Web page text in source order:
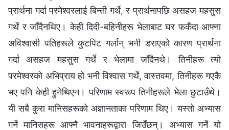
प्रार्थना गर्दा परमेश्‍वरलाई बिन्ती गर्थे, र प्रार्थनापछि असहज महसुस
गर्थे र जाँदैनथिए। केही दिदी-बहिनीहरू भेलाबाट घर फर्कँदा आफ्ना
अविश्‍वासी पतिहरूले कुटपिट गर्लान् भनी डराएको कारण प्रार्थना
गर्दा असहज महसुस गर्थे र भेलामा जाँदैनथे। तिनीहरू त्यो
परमेश्‍वरको अभिप्राय हो भनी विश्‍वास गर्थे, वास्तवमा, तिनीहरू गएकै
भए पनि केही हुनेथिएन। परिणाम स्वरूप तिनीहरूले भेला छुटाउँथे।
यी सबै कुरा मानिसहरूको अज्ञानताका परिणाम थिए। यस्तो अभ्यास
गर्ने मानिसहरू आफ्नै भावनाहरूद्वारा जिउँछन्। अभ्यास गर्ने यो